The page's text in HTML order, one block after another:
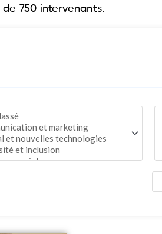
750 intervenants.